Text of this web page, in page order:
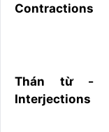
Contractions
Thán từ -
Interjections